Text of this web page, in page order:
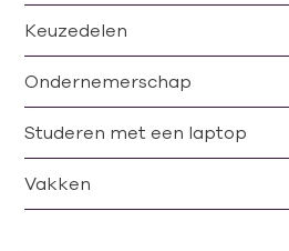
Keuzedelen
Ondernemerschap
Studeren met een laptop
Vakken